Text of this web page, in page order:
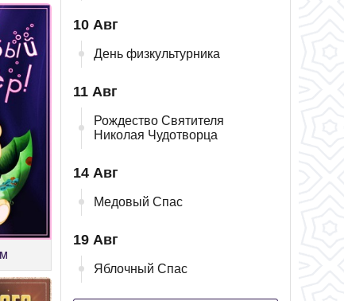
10 Авг
День физкультурника
11 Авг
Рождество Святителя
Николая Чудотворца
14 Авг
Медовый Спас
19 Авг
Яблочный Спас